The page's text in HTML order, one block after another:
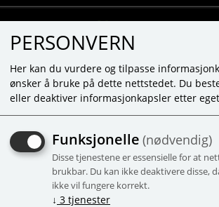
NAGELLACK -
VATTENBASERAT -
Vattenbaserat
PERSONVERN
Her kan du vurdere og tilpasse
ønsker å bruke på dette nettstedet. Du
eller deaktiver informasjonkapsler etter
Funksjonelle (nødvendig)
Disse tjenestene er essensielle for at
brukbar. Du kan ikke deaktivere disse,
ikke vil fungere korrekt.
↓ 3 tjenester